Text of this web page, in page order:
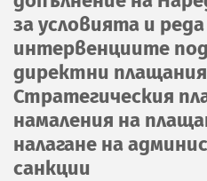
за условията и
интервенциите
директни
Стратегическия
намаления на
налагане на
санкции